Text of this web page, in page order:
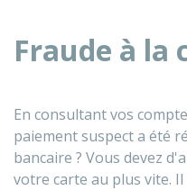
Fraude à la
En consultant vos
paiement suspect a été
bancaire ? Vous devez
votre carte au plus vite.